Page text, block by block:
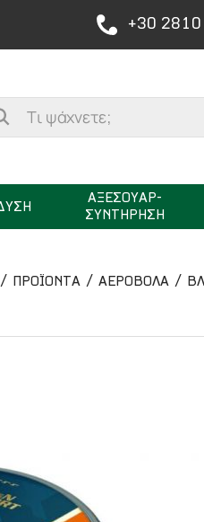
+30
ΑΞΕΣΟΥΑΡ-
ΣΥΝΤΗΡΗΣΗ
ΠΡΟΪΟΝΤΑ ΑΕΡΟΒΟΛΑ